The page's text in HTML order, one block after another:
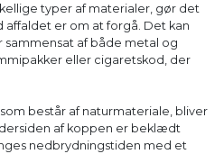
typer af materialer, gør det
affaldet er om at forgå. Det kan
af både metal og
eller cigaretskod, der
består af naturmateriale, bliver
af koppen er beklædt
nedbrydningstiden med et